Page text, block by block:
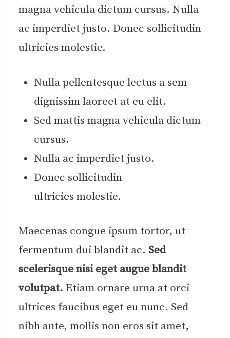
magna vehicula dictum cursus. Nulla
ac imperdiet justo. Donec sollicitudin
ultricies molestie.
Nulla pellentesque lectus a sem
dignissim laoreet at eu elit.
Sed mattis magna vehicula dictum
cursus.
Nulla ac imperdiet justo.
Donec sollicitudin
ultricies molestie.
Maecenas congue ipsum tortor, ut
fermentum dui blandit ac. Sed
scelerisque nisi eget augue blandit
volutpat. Etiam ornare urna at orci
ultrices faucibus eget eu nunc. Sed
nibh ante, mollis non eros sit amet,